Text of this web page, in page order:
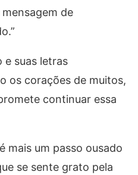
de
e suas letras
os corações de muitos,
continuar essa
mais um passo ousado
se sente grato pela